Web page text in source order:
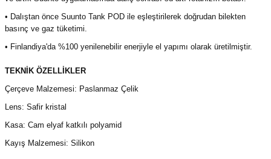
• Dalıştan önce Suunto Tank POD ile eşleştirilerek doğrudan bilekten
basınç ve gaz tüketimi.
• Finlandiya'da %100 yenilenebilir enerjiyle el yapımı olarak üretilmiştir.
TEKNİK ÖZELLİKLER
Çerçeve Malzemesi: Paslanmaz Çelik
Lens: Safir kristal
Kasa: Cam elyaf katkılı polyamid
Kayış Malzemesi: Silikon